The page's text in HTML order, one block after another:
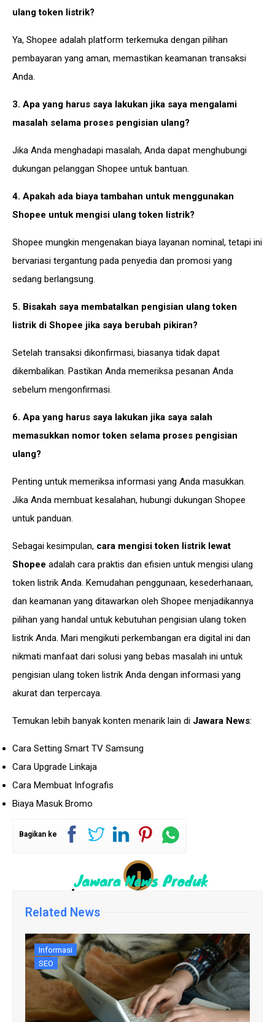
ulang token listrik?
Ya, Shopee adalah platform terkemuka dengan pilihan
pembayaran yang aman, memastikan keamanan transaksi
Anda.
3. Apa yang harus saya lakukan jika saya mengalami
masalah selama proses pengisian ulang?
Jika Anda menghadapi masalah, Anda dapat menghubungi
dukungan pelanggan Shopee untuk bantuan.
4. Apakah ada biaya tambahan untuk menggunakan
Shopee untuk mengisi ulang token listrik?
Shopee mungkin mengenakan biaya layanan nominal, tetapi ini
bervariasi tergantung pada penyedia dan promosi yang
sedang berlangsung.
5. Bisakah saya membatalkan pengisian ulang token
listrik di Shopee jika saya berubah pikiran?
Setelah transaksi dikonfirmasi, biasanya tidak dapat
dikembalikan. Pastikan Anda memeriksa pesanan Anda
sebelum mengonfirmasi.
6. Apa yang harus saya lakukan jika saya salah
memasukkan nomor token selama proses pengisian
ulang?
Penting untuk memeriksa informasi yang Anda masukkan.
Jika Anda membuat kesalahan, hubungi dukungan Shopee
untuk panduan.
Sebagai kesimpulan, cara mengisi token listrik lewat
Shopee adalah cara praktis dan efisien untuk mengisi ulang
token listrik Anda. Kemudahan penggunaan, kesederhanaan,
dan keamanan yang ditawarkan oleh Shopee menjadikannya
pilihan yang handal untuk kebutuhan pengisian ulang token
listrik Anda. Mari mengikuti perkembangan era digital ini dan
nikmati manfaat dari solusi yang bebas masalah ini untuk
pengisian ulang token listrik Anda dengan informasi yang
akurat dan terpercaya.
Temukan lebih banyak konten menarik lain di Jawara News:
Cara Setting Smart TV Samsung
Cara Upgrade Linkaja
Cara Membuat Infografis
Biaya Masuk Bromo
Bagikan ke
Related News
Informasi
SEO